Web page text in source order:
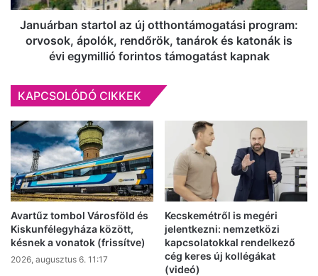
rendőrök,
tanárok
évi
egymillió
támogatást
kapnak
Januárban startol az új otthontámogatási program:
orvosok, ápolók, rendőrök, tanárok és katonák is
évi egymillió forintos támogatást kapnak
KAPCSOLÓDÓ CIKKEK
Avartűz tombol Városföld és
Kiskunfélegyháza között,
késnek a vonatok (frissítve)
2026, augusztus 6. 11:17
Kecskemétről is megéri
jelentkezni: nemzetközi
kapcsolatokkal rendelkező
cég keres új kollégákat
(videó)